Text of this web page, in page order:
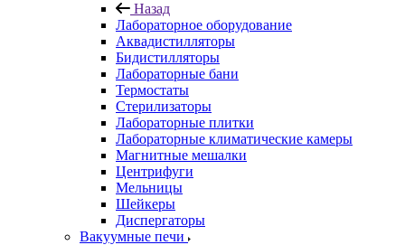
Назад
Лабораторное оборудование
Аквадистилляторы
Бидистилляторы
Лабораторные бани
Термостаты
Стерилизаторы
Лабораторные плитки
Лабораторные климатические камеры
Магнитные мешалки
Центрифуги
Мельницы
Шейкеры
Диспергаторы
Вакуумные печи